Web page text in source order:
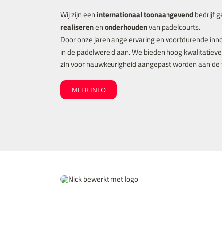
Wij zijn een internationaal toonaangevendbedrijf
realiserenenonderhoudenvan padelcourts.
Door onze jarenlange ervaring en voortdurende
in de padelwereld aan. We bieden hoog
zin voor nauwkeurigheid aangepast worden aan
MEER INFO